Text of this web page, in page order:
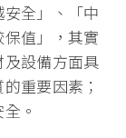
全」、「中
值」，其實
設備方面具
重要因素；
。